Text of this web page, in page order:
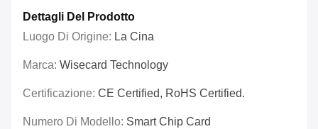
Dettagli Del Prodotto
Luogo Di Origine: La Cina
Marca: Wisecard Technology
Certificazione: CE Certified, RoHS Certified.
Numero Di Modello: Smart Chip Card